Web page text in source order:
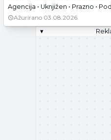
Agencija • Uknjižen • Prazno •
Ažurirano 03.08.2026.
▾